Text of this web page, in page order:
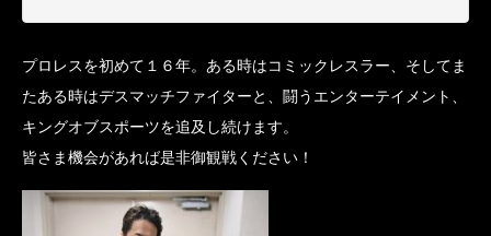
プロレスを初めて１６年。ある時はコミックレスラー、そしてま
たある時はデスマッチファイターと、闘うエンターテイメント、
キングオブスポーツを追及し続けます。
皆さま機会があれば是非御観戦ください！